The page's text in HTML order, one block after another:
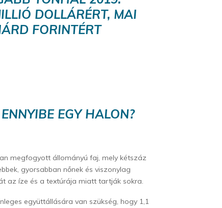
DOLLÁRÉRT, MAI
FORINTÉRT
EGY HALON?
megfogyott állományú faj, mely kétszáz
gyorsabban nőnek és viszonylag
az íze és a textúrája miatt tartják sokra.
együttállására van szükség, hogy 1,1